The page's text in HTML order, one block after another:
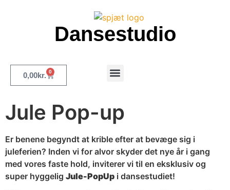
Dansestudio
0,00kr. 0
Jule Pop-up
Er benene begyndt at krible efter at bevæge sig i
juleferien? Inden vi for alvor skyder det nye år i gang
med vores faste hold, inviterer vi til en eksklusiv og
super hyggelig Jule-PopUp i dansestudiet!